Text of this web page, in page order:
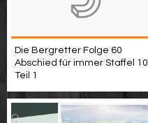
Die Bergretter Folge 60
Abschied für immer Staffel 10
Teil 1